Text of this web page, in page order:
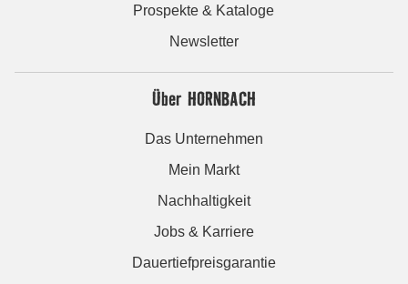
Prospekte & Kataloge
Newsletter
Über HORNBACH
Das Unternehmen
Mein Markt
Nachhaltigkeit
Jobs & Karriere
Dauertiefpreisgarantie